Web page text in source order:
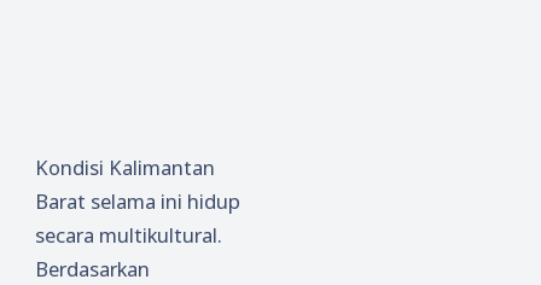
Kondisi Kalimantan
Barat selama ini hidup
secara multikultural.
Berdasarkan